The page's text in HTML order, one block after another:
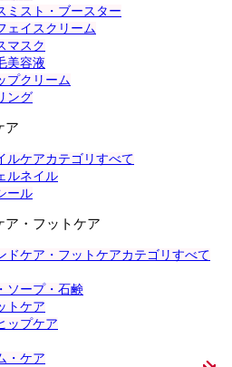
ミスト・ブースター
ェイスクリーム
マスク
美容液
プクリーム
ング
ア
ルケアカテゴリすべて
ルネイル
ール
ア・フットケア
ドケア・フットケアカテゴリすべて
ソープ・石鹸
トケア
ップケア
・ケア